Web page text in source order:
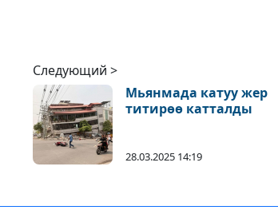
Следующий >
Мьянмада катуу жер
титирөө катталды
28.03.2025 14:19